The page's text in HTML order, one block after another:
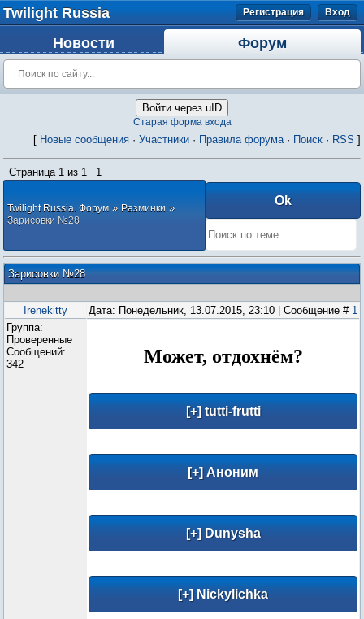
Twilight Russia Регистрация Вход
Новости Форум
Войти через uID
Старая форма входа
[ Новые сообщения · Участники · Правила форума· Поиск · RSS ]
Страница 1 из 1 1
Twilight Russia. Форум » Разминки »
Зарисовки №28
Зарисовки №28
Irenekitty Дата: Понедельник, 13.07.2015, 23:10 | Сообщение # 1
Группа:
Проверенные
Сообщений:
342
Может, отдохнём?